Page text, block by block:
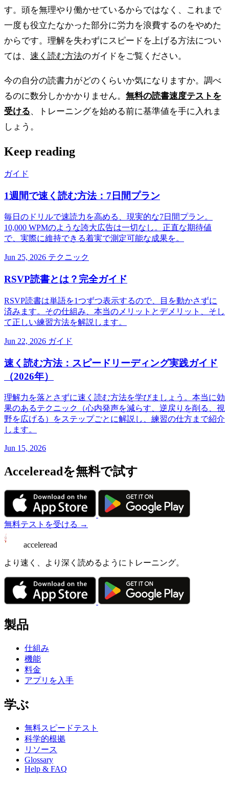
す。頭を無理やり働かせているからではなく、これまで
一度も役立たなかった部分に労力を浪費するのをやめた
からです。理解を失わずにスピードを上げる方法につい
ては、 速く読む方法のガイドをご覧ください。
今の自分の読書力がどのくらいか気になりますか。調べ
るのに数分しかかかりません。 無料の読書速度テストを
受ける、トレーニングを始める前に基準値を手に入れま
しょう。
Keep reading
ガイド
1週間で速く読む方法：7日間プラン
毎日のドリルで速読力を高める、現実的な7日間プラン。
10,000 WPMのような誇大広告は一切なし。正直な期待値
で、実際に維持できる着実で測定可能な成果を。
Jun 25, 2026 テクニック
RSVP読書とは？完全ガイド
RSVP読書は単語を1つずつ表示するので、目を動かさずに
済みます。その仕組み、本当のメリットとデメリット、そし
て正しい練習方法を解説します。
Jun 22, 2026 ガイド
速く読む方法：スピードリーディング実践ガイド
（2026年）
理解力を落とさずに速く読む方法を学びましょう。本当に効
果のあるテクニック（心内発声を減らす、逆戻りを削る、視
野を広げる）をステップごとに解説し、練習の仕方まで紹介
します。
Jun 15, 2026
Accelereadを無料で試す
無料テストを受ける →
acceleread
より速く、より深く読めるようにトレーニング。
製品
仕組み
機能
料金
アプリを入手
学ぶ
無料スピードテスト
科学的根拠
リソース
Glossary
Help & FAQ